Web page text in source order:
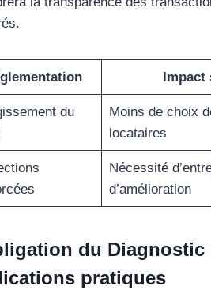
Impact
du
Moins de choix
locataires
Nécessité
d’amélioration
du
pratiques